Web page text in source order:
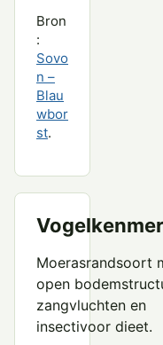
Bron
:
Sovo
n –
Blau
wbor
st.
Moerasrandsoort
open
zangvluchten en
insectivoor dieet.